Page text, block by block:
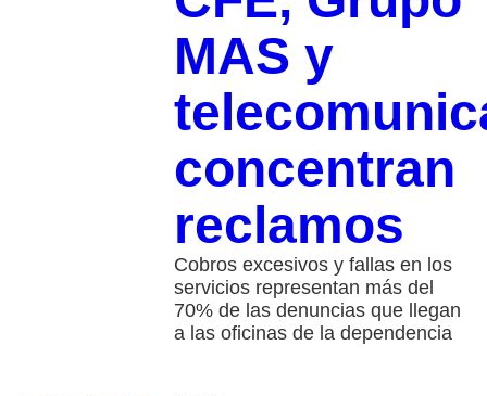
MAS y
concentran
reclamos
Cobros excesivos y fallas en los
servicios representan más del
70% de las denuncias que llegan
a las oficinas de la dependencia